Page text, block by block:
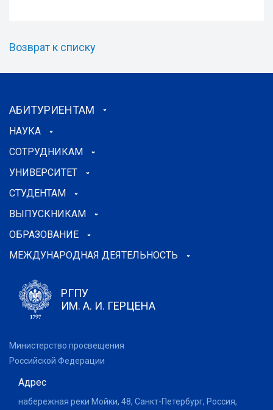
Возврат к списку
АБИТУРИЕНТАМ
НАУКА
СОТРУДНИКАМ
УНИВЕРСИТЕТ
СТУДЕНТАМ
ВЫПУСКНИКАМ
ОБРАЗОВАНИЕ
МЕЖДУНАРОДНАЯ ДЕЯТЕЛЬНОСТЬ
РГПУ
ИМ. А. И. ГЕРЦЕНА
Министерство просвещения
Российской Федерации
Адрес
набережная реки Мойки, 48, Санкт-Петербург, Россия,